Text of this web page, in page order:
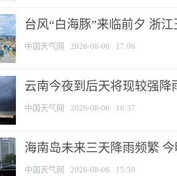
台风“白海豚”来临前夕 浙
中国天气网 2026-08-06 17:06
云南今夜到后天将现较强降
中国天气网 2026-08-06 16:37
海南岛未来三天降雨频繁
中国天气网 2026-08-06 15:50